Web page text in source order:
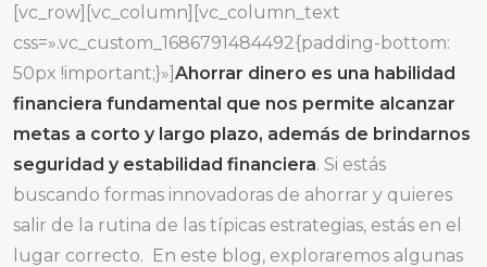
[vc_row][vc_column][vc_column_text
css=».vc_custom_1686791484492{padding-bottom:
50px !important;}»]Ahorrar dinero es una habilidad
financiera fundamental que nos permite alcanzar
metas a corto y largo plazo, además de brindarnos
seguridad y estabilidad financiera. Si estás
buscando formas innovadoras de ahorrar y quieres
salir de la rutina de las típicas estrategias, estás en el
lugar correcto. En este blog, exploraremos algunas